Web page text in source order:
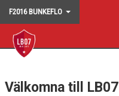
F2016 BUNKEFLO
HEM
NYHETER
Välkomna till